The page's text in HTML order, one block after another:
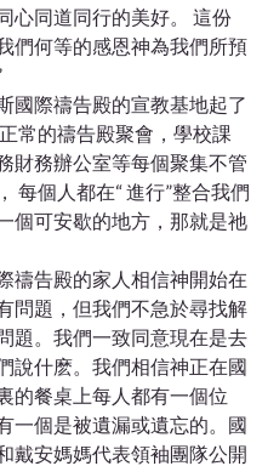
心同道同行的美好。 這份
們何等的感恩神為我們所預
國際禱告殿的宣教基地起了
常的禱告殿聚會，學校課
財務辦公室等每個聚集不管
每個人都在“ 進行”整合我們
個可安歇的地方，那就是祂
禱告殿的家人相信神開始在
問題，但我們不急於尋找解
題。我們一致同意現在是去
說什麽。我們相信神正在國
的餐桌上每人都有一個位
一個是被遺漏或遺忘的。國
戴安媽媽代表領袖團隊公開